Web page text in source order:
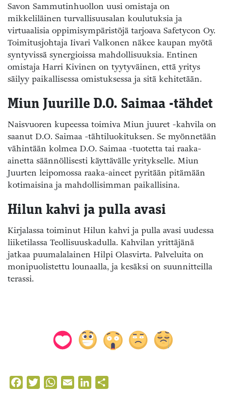
Savon Sammutinhuollon uusi omistaja on
mikkeliläinen turvallisuusalan koulutuksia ja
virtuaalisia oppimisympäristöjä tarjoava Safetycon Oy.
Toimitusjohtaja Iivari Valkonen näkee kaupan myötä
syntyvissä synergioissa mahdollisuuksia. Entinen
omistaja Harri Kivinen on tyytyväinen, että yritys
säilyy paikallisessa omistuksessa ja sitä kehitetään.
Miun Juurille D.O. Saimaa -tähdet
Naisvuoren kupeessa toimiva Miun juuret -kahvila on
saanut D.O. Saimaa -tähtiluokituksen. Se myönnetään
vähintään kolmea D.O. Saimaa -tuotetta tai raaka-
ainetta säännöllisesti käyttävälle yritykselle. Miun
Juurten leipomossa raaka-aineet pyritään pitämään
kotimaisina ja mahdollisimman paikallisina.
Hilun kahvi ja pulla avasi
Kirjalassa toiminut Hilun kahvi ja pulla avasi uudessa
liiketilassa Teollisuuskadulla. Kahvilan yrittäjänä
jatkaa puumalalainen Hilpi Olasvirta. Palveluita on
monipuolistettu lounaalla, ja kesäksi on suunnitteilla
terassi.
FacebookTwitterWhatsApp
Email LinkedIn